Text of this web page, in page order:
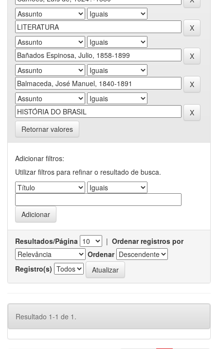
Retornar valores
Adicionar filtros:
Utilizar filtros para refinar o resultado de busca.
Resultados/Página | Ordenar registros por
Ordenar
Registro(s)
Resultado 1-1 de 1.